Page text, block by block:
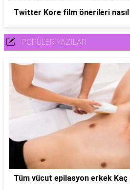
Twitter Kore film önerileri nasıl
POPÜLER YAZILAR
Tüm vücut epilasyon erkek Kaç